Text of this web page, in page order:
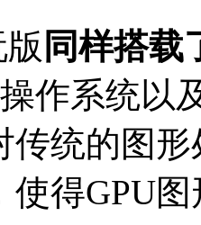
同样搭载
作系统以
传统的图
使得GPU